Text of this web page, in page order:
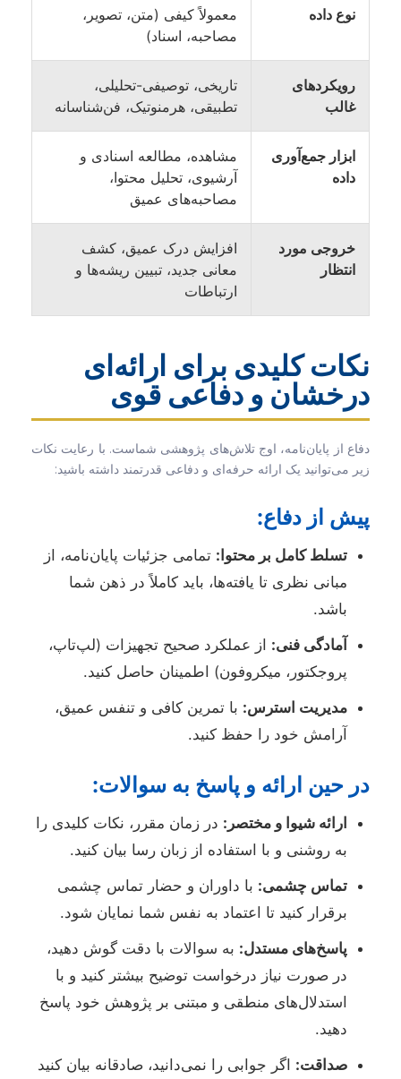
نوع داده
معمولاً کیفی (متن، تصویر،
مصاحبه، اسناد)
رویکردهای
غالب
تاریخی، توصیفی-تحلیلی،
تطبیقی، هرمنوتیک، فن‌شناسانه
ابزار جمع‌آوری
داده
مشاهده، مطالعه اسنادی و
آرشیوی، تحلیل محتوا،
مصاحبه‌های عمیق
خروجی مورد
انتظار
افزایش درک عمیق، کشف
معانی جدید، تبیین ریشه‌ها و
ارتباطات
نکات کلیدی برای ارائه‌ای
درخشان و دفاعی قوی
دفاع از پایان‌نامه، اوج تلاش‌های پژوهشی شماست. با رعایت نکات
زیر می‌توانید یک ارائه حرفه‌ای و دفاعی قدرتمند داشته باشید:
پیش از دفاع:
تسلط کامل بر محتوا: تمامی جزئیات پایان‌نامه، از
مبانی نظری تا یافته‌ها، باید کاملاً در ذهن شما
باشد.
آمادگی فنی: از عملکرد صحیح تجهیزات (لپ‌تاپ،
پروجکتور، میکروفون) اطمینان حاصل کنید.
مدیریت استرس: با تمرین کافی و تنفس عمیق،
آرامش خود را حفظ کنید.
در حین ارائه و پاسخ به سوالات:
ارائه شیوا و مختصر: در زمان مقرر، نکات کلیدی را
به روشنی و با استفاده از زبان رسا بیان کنید.
تماس چشمی: با داوران و حضار تماس چشمی
برقرار کنید تا اعتماد به نفس شما نمایان شود.
پاسخ‌های مستدل: به سوالات با دقت گوش دهید،
در صورت نیاز درخواست توضیح بیشتر کنید و با
استدلال‌های منطقی و مبتنی بر پژوهش خود پاسخ
دهید.
صداقت: اگر جوابی را نمی‌دانید، صادقانه بیان کنید